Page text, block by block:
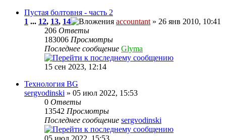
Пустая болтовня - часть 2
1 ... 12, 13, 14 accountant » 26 янв 2010, 10:41
206 Ответы
183006 Просмотры
Последнее сообщение Glyma
15 сен 2023, 12:14
Технология BG
sergvodinski » 05 июл 2022, 15:53
0 Ответы
13542 Просмотры
Последнее сообщение sergvodinski
05 июл 2022, 15:53